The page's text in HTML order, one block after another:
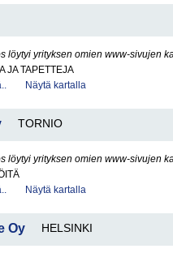
löytyi yrityksen omien www-sivujen
JA TAPETTEJA
Näytä kartalla
TORNIO
löytyi yrityksen omien www-sivujen
Näytä kartalla
Oy HELSINKI